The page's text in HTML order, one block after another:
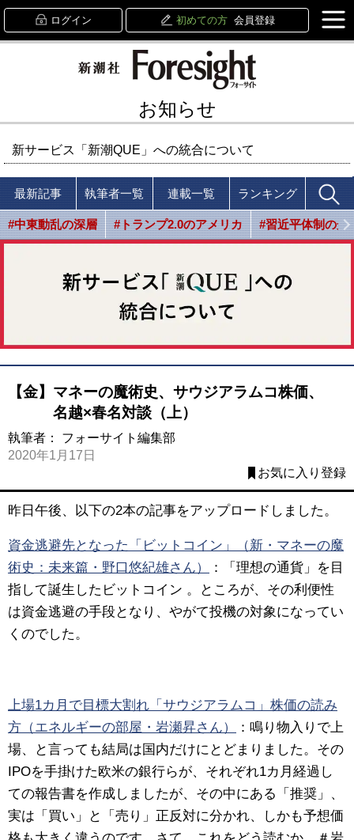
ログイン 初めての方 会員登録
お知らせ
新サービス「新潮QUE」への統合について
最新記事 執筆者一覧 連載一覧 ランキング
#中東動乱の深層 #トランプ2.0のアメリカ #習近平体制の光
【金】マネーの魔術史、サウジアラムコ株価、
名越×春名対談（上）
執筆者： フォーサイト編集部
2020年1月17日
お気に入り登録
昨日午後、以下の2本の記事をアップロードしました。
資金逃避先となった「ビットコイン」（新・マネーの魔
術史：未来篇・野口悠紀雄さん）
：「理想の通貨」を目
指して誕生したビットコイン 。ところが、その利便性
は資金逃避の手段となり、やがて投機の対象になってい
くのでした。
上場1カ月で目標大割れ「サウジアラムコ」株価の読み
方（エネルギーの部屋・岩瀬昇さん）
：鳴り物入りで上
場、と言っても結局は国内だけにとどまりました。その
IPOを手掛けた欧米の銀行らが、それぞれ1カ月経過し
ての報告書を作成しましたが、その中にある「推奨」、
実は「買い」と「売り」正反対に分かれ、しかも予想価